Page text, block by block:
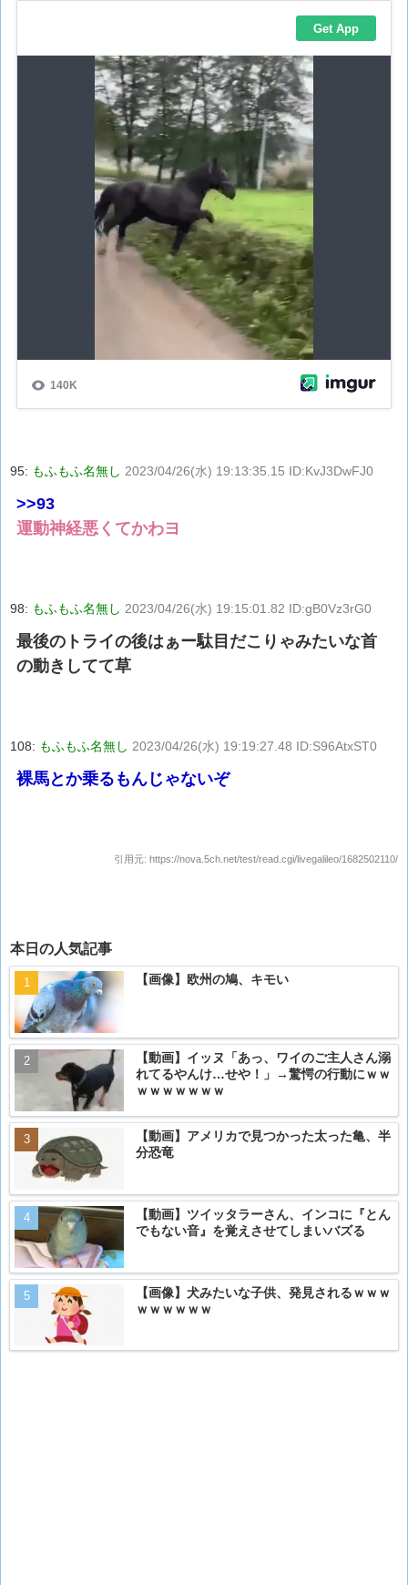
95: もふもふ名無し 2023/04/26(水) 19:13:35.15 ID:KvJ3DwFJ0
>>93
運動神経悪くてかわヨ
98: もふもふ名無し 2023/04/26(水) 19:15:01.82 ID:gB0Vz3rG0
最後のトライの後はぁー駄目だこりゃみたいな首
の動きしてて草
108: もふもふ名無し 2023/04/26(水) 19:19:27.48 ID:S96AtxST0
裸馬とか乗るもんじゃないぞ
引用元: https://nova.5ch.net/test/read.cgi/livegalileo/1682502110/
本日の人気記事
【画像】欧州の鳩、キモい
【動画】イッヌ「あっ、ワイのご主人さん溺
れてるやんけ…せや！」→驚愕の行動にｗｗ
ｗｗｗｗｗｗｗ
【動画】アメリカで見つかった太った亀、半
分恐竜
【動画】ツイッタラーさん、インコに『とん
でもない音』を覚えさせてしまいバズる
【画像】犬みたいな子供、発見されるｗｗｗ
ｗｗｗｗｗｗ